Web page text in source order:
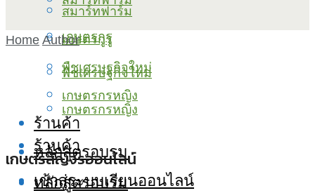
เกษตรกูรู
พืชเศรษฐกิจใหม่
เกษตรกรหญิง
ร้านค้า
หลักสูตรอบรม
สมาร์ทฟาร์ม
เกษตรกูรู
พืชเศรษฐกิจใหม่
เกษตรกรหญิง
ร้านค้า
หลักสูตรอบรม
เข้าสู่ระบบเรียนออนไลน์
Home Author
เกษตรสัญจรออนไลน์